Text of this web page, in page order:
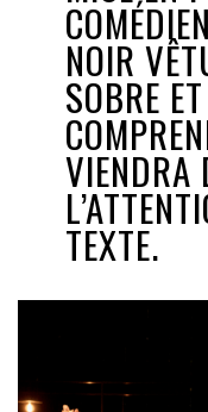
NOIR
SOBRE
VIENDRA
TEXTE.